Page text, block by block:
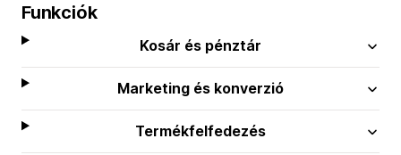
Funkciók
Kosár és pénztár
Marketing és konverzió
Termékfelfedezés